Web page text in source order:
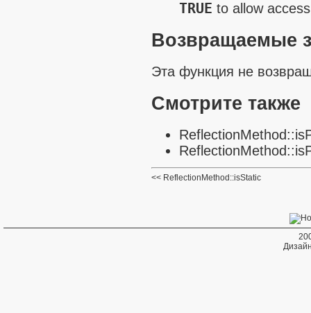
TRUE to allow
Возвращаемые
Эта функция не
Смотрите также
ReflectionMethod::isStatic